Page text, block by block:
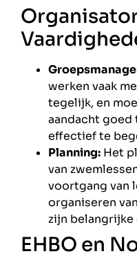
werken vaak
tegelijk, en
aandacht goed
effectief te
Planning: Het
van
voortgang van
organiseren
zijn
EHBO en